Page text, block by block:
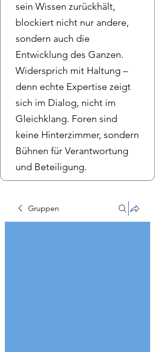
sein Wissen zurückhält,
blockiert nicht nur andere,
sondern auch die
Entwicklung des Ganzen.
Widersprich mit Haltung –
denn echte Expertise zeigt
sich im Dialog, nicht im
Gleichklang. Foren sind
keine Hinterzimmer, sondern
Bühnen für Verantwortung
und Beteiligung.
Gruppen